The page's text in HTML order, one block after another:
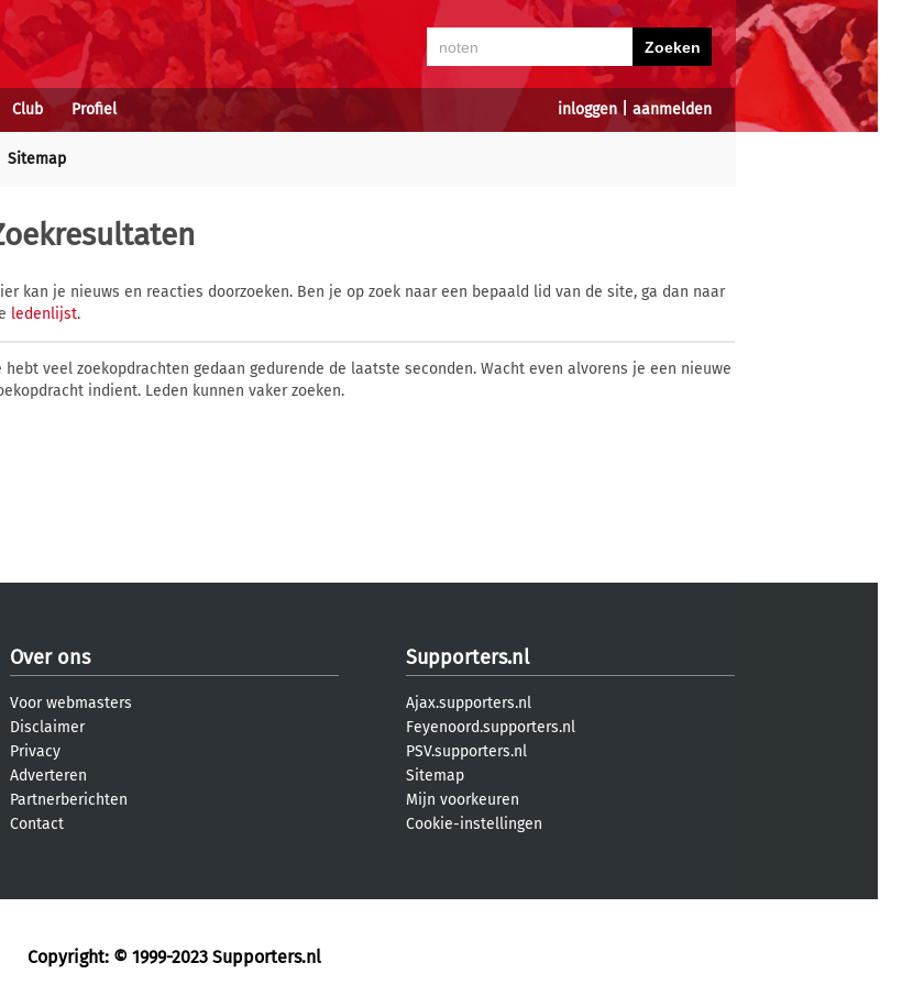
inloggen| aanmelden
Club Profiel
Sitemap
kan je nieuws en reacties doorzoeken. Ben je op zoek naar een bepaald lid van de site, ga dan naar
ledenlijst.
hebt veel zoekopdrachten gedaan gedurende de laatste seconden. Wacht even alvorens je een nieuwe
indient. Leden kunnen vaker zoeken.
Over ons
Voor webmasters
Disclaimer
Privacy
Adverteren
Partnerberichten
Contact
Supporters.nl
Ajax.supporters.nl
Feyenoord.supporters.nl
PSV.supporters.nl
Sitemap
Mijn voorkeuren
Cookie-instellingen
Copyright: © 1999-2023 Supporters.nl